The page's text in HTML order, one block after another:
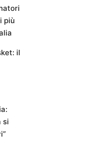
più
il
si